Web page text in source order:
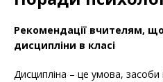
Рекомендації вчителям,
дисципліни в класі
Дисципліна – це умова,